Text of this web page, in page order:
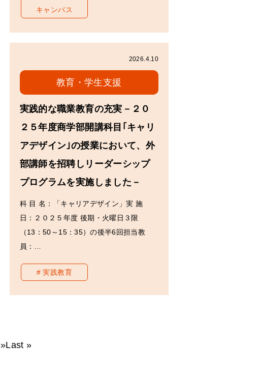
キャンパス
2026.4.10
教育・学生支援
実践的な職業教育の充実－２０
２５年度商学部開講科目｢キャリ
アデザイン｣の授業において、外
部講師を招聘しリーダーシップ
プログラムを実施しました－
科 目 名：「キャリアデザイン」実 施
日：２０２５年度 後期・火曜日３限
（13：50～15：35）の後半6回担当教
員：…
実践教育
»Last »